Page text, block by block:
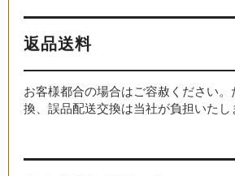
返品送料
お客様都合の場合はご容赦ください。
換、誤品配送交換は当社が負担いたし